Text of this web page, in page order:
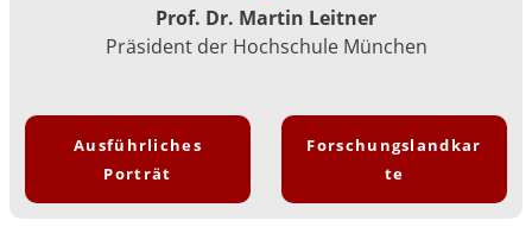
Prof. Dr. Martin Leitner
Präsident der Hochschule München
Ausführliches
Porträt
Forschungslandkar
te